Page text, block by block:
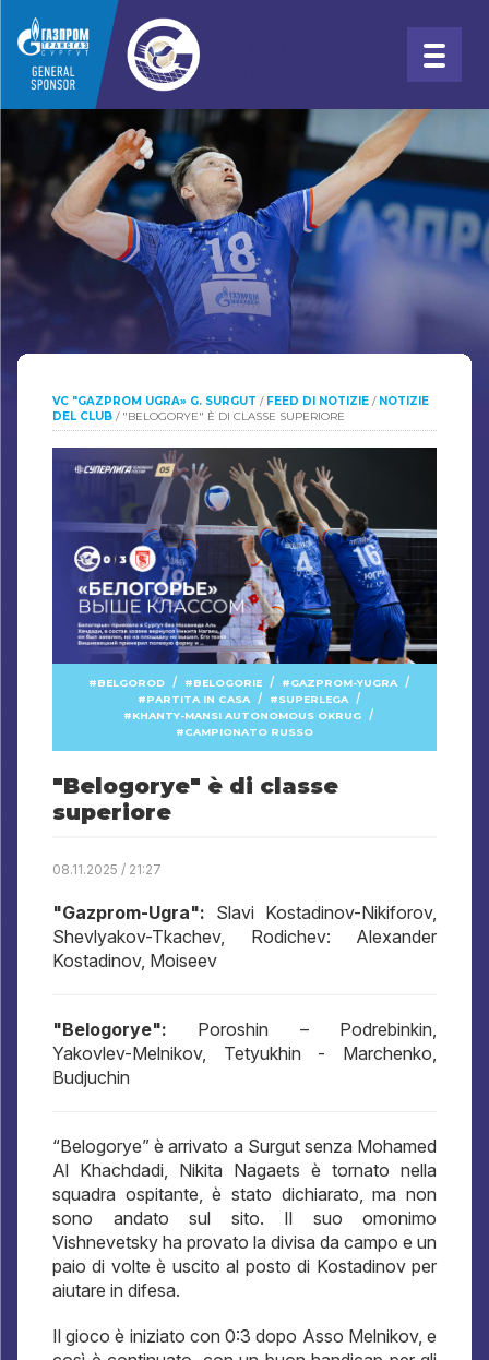
VC "GAZPROM UGRA» G. SURGUT / FEED DI NOTIZIE / NOTIZIE
DEL CLUB / "BELOGORYE" È DI CLASSE SUPERIORE
BELGOROD / BELOGORIE / GAZPROM-YUGRA /
PARTITA IN CASA / SUPERLEGA /
KHANTY-MANSI AUTONOMOUS OKRUG /
CAMPIONATO RUSSO
"Belogorye" è di classe
superiore
08.11.2025 / 21:27
"Gazprom-Ugra": Slavi Kostadinov-Nikiforov,
Shevlyakov-Tkachev, Rodichev: Alexander
Kostadinov, Moiseev
"Belogorye": Poroshin – Podrebinkin,
Yakovlev-Melnikov, Tetyukhin - Marchenko,
Budjuchin
“Belogorye” è arrivato a Surgut senza Mohamed
Al Khachdadi, Nikita Nagaets è tornato nella
squadra ospitante, è stato dichiarato, ma non
sono andato sul sito. Il suo omonimo
Vishnevetsky ha provato la divisa da campo e un
paio di volte è uscito al posto di Kostadinov per
aiutare in difesa.
Il gioco è iniziato con 0:3 dopo Asso Melnikov, e